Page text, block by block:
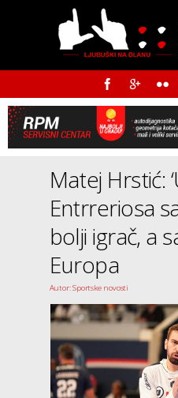
Matej Hrstić:
Entrreriosa
bolji igrač, a
Europa
Autor: Sportske novosti